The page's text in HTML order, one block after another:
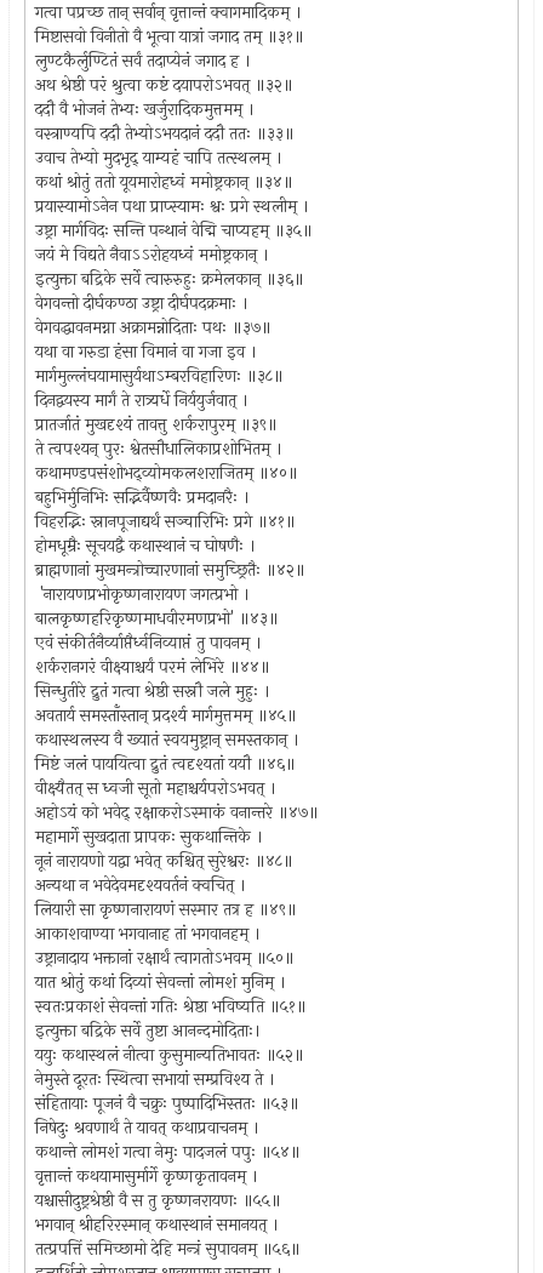
गत्वा पप्रच्छ तान् सर्वान् वृत्तान्तं क्वागमादिकम् ।
मिष्टासवो विनीतो वै भूत्वा यात्रां जगाद तम् ॥३१॥
लुण्टकैर्लुण्टितं सर्वं तदाप्येनं जगाद ह ।
अथ श्रेष्ठी परं श्रुत्वा कष्टं दयापरोऽभवत् ॥३२॥
ददौ वै भोजनं तेभ्यः खर्जुरादिकमुत्तमम् ।
वस्त्राण्यपि ददौ तेभ्योऽभयदानं ददौ ततः ॥३३॥
उवाच तेभ्यो मुदभृद् याम्यहं चापि तत्स्थलम् ।
कथां श्रोतुं ततो यूयमारोहध्वं ममोष्ट्रकान् ॥३४॥
प्रयास्यामोऽनेन पथा प्राप्स्यामः श्वः प्रगे स्थलीम् ।
उष्ट्रा मार्गविदः सन्ति पन्थानं वेद्मि चाप्यहम् ॥३५॥
जयं मे विद्यते नैवाऽऽरोहयध्वं ममोष्ट्रकान् ।
इत्युक्ता बद्रिके सर्वे त्वारुरुहुः क्रमेलकान् ॥३६॥
वेगवन्तो दीर्घकण्ठा उष्ट्रा दीर्घपदक्रमाः ।
वेगवद्धावनमग्ना अक्रामन्नोदिताः पथः ॥३७॥
यथा वा गरुडा हंसा विमानं वा गजा इव ।
मार्गमुल्लंघयामासुर्यथाऽम्बरविहारिणः ॥३८॥
दिनद्वयस्य मार्गं ते रात्र्यर्धे निर्ययुर्जवात् ।
प्रातर्जातं मुखदृश्यं तावत्तु शर्करापुरम् ॥३९॥
ते त्वपश्यन् पुरः श्वेतसौधालिकाप्रशोभितम् ।
कथामण्डपसंशोभद्व्योमकलशराजितम् ॥४०॥
बहुभिर्मुनिभिः सद्भिर्वैष्णवैः प्रमदानरैः ।
विहरद्भिः स्नानपूजाद्यर्थं सञ्चारिभिः प्रगे ॥४१॥
होमधूम्रैः सूचयद्वै कथास्थानं च घोषणैः ।
ब्राह्मणानां मुखमन्त्रोच्चारणानां समुच्छ्रितैः ॥४२॥
'नारायणप्रभोकृष्णनारायण जगत्प्रभो ।
बालकृष्णहरिकृष्णमाधवीरमणप्रभो' ॥४३॥
एवं संकीर्तनैर्व्याप्तैर्ध्वनिव्याप्तं तु पावनम् ।
शर्करानगरं वीक्ष्याश्चर्यं परमं लेभिरे ॥४४॥
सिन्धुतीरे द्रुतं गत्वा श्रेष्ठी सस्नौ जले मुहुः ।
अवतार्य समस्ताँस्तान् प्रदर्श्य मार्गमुत्तमम् ॥४५॥
कथास्थलस्य वै ख्यातं स्वयमुष्ट्रान् समस्तकान् ।
मिष्टं जलं पाययित्वा द्रुतं त्वदृश्यतां ययौ ॥४६॥
वीक्ष्यैतत् स ध्वजी सूतो महाश्चर्यपरोऽभवत् ।
अहोऽयं को भवेद् रक्षाकरोऽस्माकं वनान्तरे ॥४७॥
महामार्गे सुखदाता प्रापकः सुकथान्तिके ।
नूनं नारायणो यद्वा भवेत् कश्चित् सुरेश्वरः ॥४८॥
अन्यथा न भवेदेवमदृश्यवर्तनं क्वचित् ।
लियारी सा कृष्णनारायणं सस्मार तत्र ह ॥४९॥
आकाशवाण्या भगवानाह तां भगवानहम् ।
उष्ट्रानादाय भक्तानां रक्षार्थं त्वागतोऽभवम् ॥५०॥
यात श्रोतुं कथां दिव्यां सेवन्तां लोमशं मुनिम् ।
स्वतःप्रकाशं सेवन्तां गतिः श्रेष्ठा भविष्यति ॥५१॥
इत्युक्ता बद्रिके सर्वे तुष्टा आनन्दमोदिताः।
ययुः कथास्थलं नीत्वा कुसुमान्यतिभावतः ॥५२॥
नेमुस्ते दूरतः स्थित्वा सभायां सम्प्रविश्य ते ।
संहितायाः पूजनं वै चक्रुः पुष्पादिभिस्ततः ॥५३॥
निषेदुः श्रवणार्थं ते यावत् कथाप्रवाचनम् ।
कथान्ते लोमशं गत्वा नेमुः पादजलं पपुः ॥५४॥
वृत्तान्तं कथयामासुर्मार्गे कृष्णकृतावनम् ।
यश्चासीदुष्ट्रश्रेष्ठी वै स तु कृष्णनरायणः ॥५५॥
भगवान् श्रीहरिरस्मान् कथास्थानं समानयत् ।
तत्प्रपत्तिं समिच्छामो देहि मन्त्रं सुपावनम् ॥५६॥